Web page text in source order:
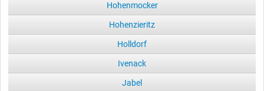
Hohenmocker
Hohenzieritz
Holldorf
Ivenack
Jabel